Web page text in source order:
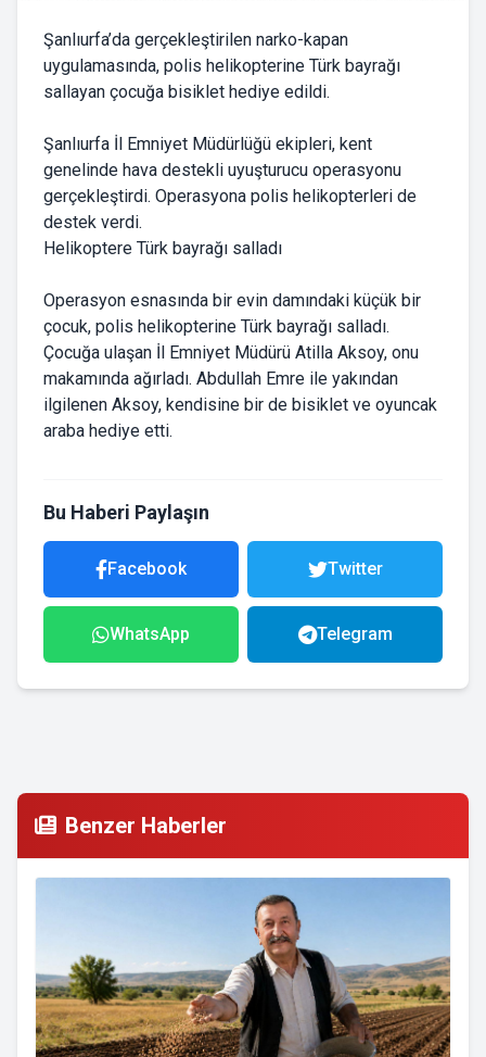
Şanlıurfa’da gerçekleştirilen narko-kapan
uygulamasında, polis helikopterine Türk bayrağı
sallayan çocuğa bisiklet hediye edildi.
Şanlıurfa İl Emniyet Müdürlüğü ekipleri, kent
genelinde hava destekli uyuşturucu operasyonu
gerçekleştirdi. Operasyona polis helikopterleri de
destek verdi.
Helikoptere Türk bayrağı salladı
Operasyon esnasında bir evin damındaki küçük bir
çocuk, polis helikopterine Türk bayrağı salladı.
Çocuğa ulaşan İl Emniyet Müdürü Atilla Aksoy, onu
makamında ağırladı. Abdullah Emre ile yakından
ilgilenen Aksoy, kendisine bir de bisiklet ve oyuncak
araba hediye etti.
Bu Haberi Paylaşın
Facebook Twitter
WhatsApp Telegram
Benzer Haberler